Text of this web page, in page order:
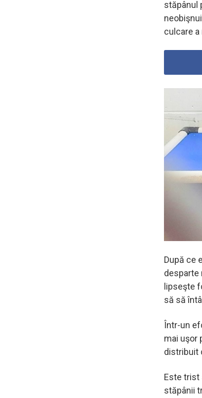
stăpânul
culcare
După ce
desparte
lipseşte
să să
Într-un
mai uşor
distribuit
Este trist
stăpânii